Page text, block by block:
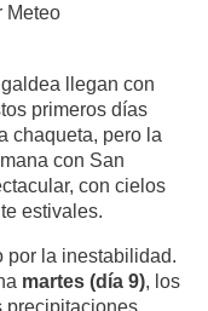
Meteo
llegan con
primeros días
chaqueta, pero la
con San
con cielos
estivales.
por la inestabilidad.
martes (día 9), los
precipitaciones